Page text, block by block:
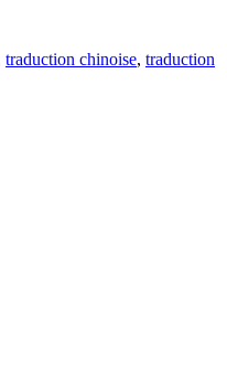
traduction chinoise, traduction